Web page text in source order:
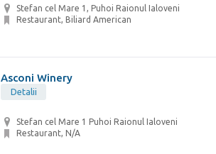
Stefan cel Mare 1, Puhoi Raionul Ialoveni
Restaurant, Biliard American
Asconi Winery
Detalii
Stefan cel Mare 1 Puhoi Raionul Ialoveni
Restaurant, N/A